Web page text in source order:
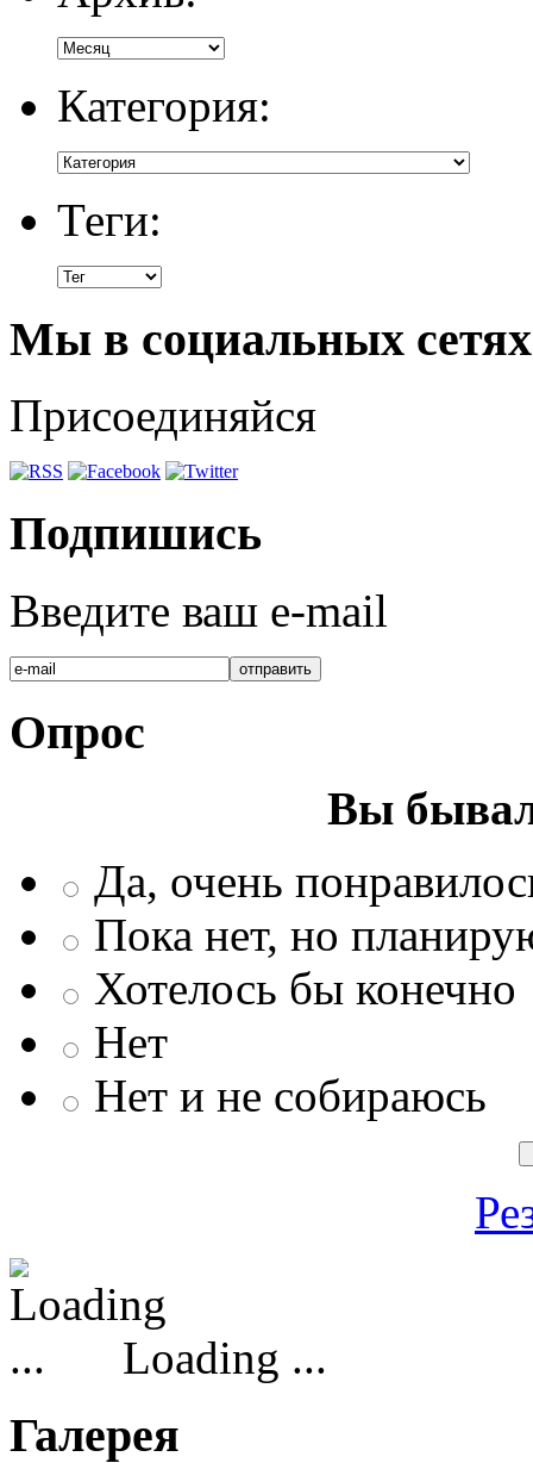
Категория:
Теги:
Мы в социальных сетях
Присоединяйся
Подпишись
Введите ваш e-mail
Опрос
Вы
Да, очень
Пока нет, но
Хотелось бы конечно
Нет
Нет и не собираюсь
Loading ...
Галерея